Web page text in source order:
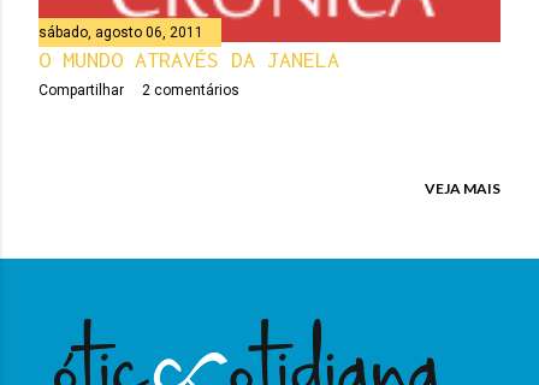
sábado, agosto 06, 2011
O MUNDO ATRAVÉS DA JANELA
Compartilhar 2 comentários
VEJA MAIS